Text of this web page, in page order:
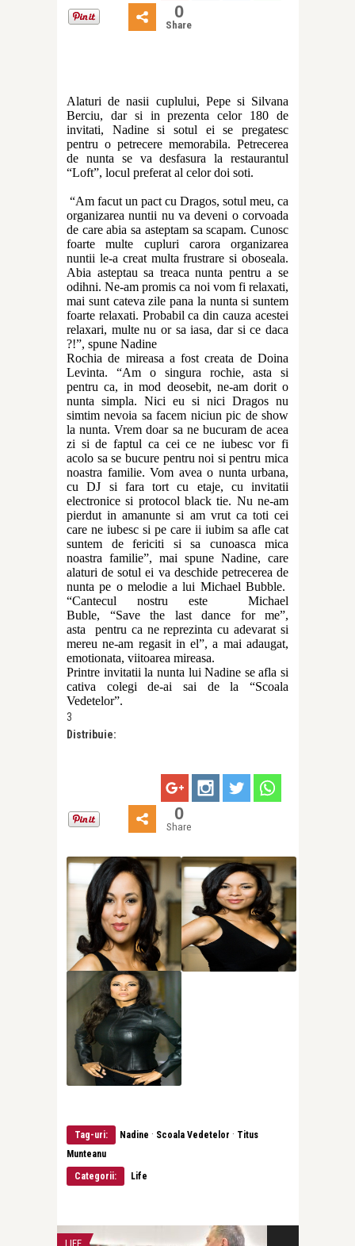
0
Share
Alaturi de nasii cuplului, Pepe si Silvana
Berciu, dar si in prezenta celor 180 de
invitati, Nadine si sotul ei se pregatesc
pentru o petrecere memorabila. Petrecerea
de nunta se va desfasura la restaurantul
“Loft”, locul preferat al celor doi soti.
“Am facut un pact cu Dragos, sotul meu, ca
organizarea nuntii nu va deveni o corvoada
de care abia sa asteptam sa scapam. Cunosc
foarte multe cupluri carora organizarea
nuntii le-a creat multa frustrare si oboseala.
Abia asteptau sa treaca nunta pentru a se
odihni. Ne-am promis ca noi vom fi relaxati,
mai sunt cateva zile pana la nunta si suntem
foarte relaxati. Probabil ca din cauza acestei
relaxari, multe nu or sa iasa, dar si ce daca
?!”, spune Nadine
Rochia de mireasa a fost creata de Doina
Levinta. “Am o singura rochie, asta si
pentru ca, in mod deosebit, ne-am dorit o
nunta simpla. Nici eu si nici Dragos nu
simtim nevoia sa facem niciun pic de show
la nunta. Vrem doar sa ne bucuram de acea
zi si de faptul ca cei ce ne iubesc vor fi
acolo sa se bucure pentru noi si pentru mica
noastra familie. Vom avea o nunta urbana,
cu DJ si fara tort cu etaje, cu invitatii
electronice si protocol black tie. Nu ne-am
pierdut in amanunte si am vrut ca toti cei
care ne iubesc si pe care ii iubim sa afle cat
suntem de fericiti si sa cunoasca mica
noastra familie”, mai spune Nadine, care
alaturi de sotul ei va deschide petrecerea de
nunta pe o melodie a lui Michael Bubble.
“Cantecul nostru este Michael
Buble, “Save the last dance for me”,
asta pentru ca ne reprezinta cu adevarat si
mereu ne-am regasit in el”, a mai adaugat,
emotionata, viitoarea mireasa.
Printre invitatii la nunta lui Nadine se afla si
cativa colegi de-ai sai de la “Scoala
Vedetelor”.
3
Distribuie:
0
Share
Tag-uri: Nadine · Scoala Vedetelor · Titus
Munteanu
Categorii:
Life
LIFE